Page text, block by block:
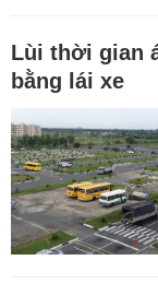
Lùi thời gian
bằng lái xe